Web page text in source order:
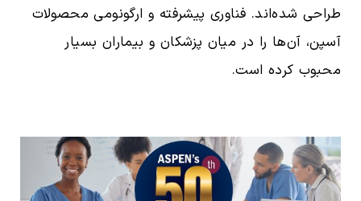
طراحی شده‌اند. فناوری پیشرفته و ارگونومی محصولات
آسپن، آن‌ها را در میان پزشکان و بیماران بسیار
محبوب کرده است.